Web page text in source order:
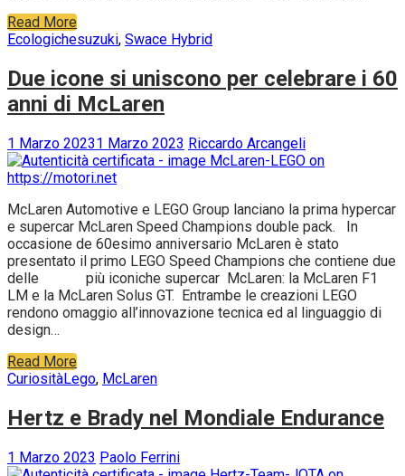
Read More
Ecologichesuzuki, Swace Hybrid
Due icone si uniscono per celebrare i 60
anni di McLaren
1 Marzo 20231 Marzo 2023 Riccardo Arcangeli
McLaren Automotive e LEGO Group lanciano la prima hypercar
e supercar McLaren Speed Champions double pack. In
occasione de 60esimo anniversario McLaren è stato
presentato il primo LEGO Speed Champions che contiene due
delle più iconiche supercar McLaren: la McLaren F1
LM e la McLaren Solus GT. Entrambe le creazioni LEGO
rendono omaggio all’innovazione tecnica ed al linguaggio di
design…
Read More
CuriositàLego, McLaren
Hertz e Brady nel Mondiale Endurance
1 Marzo 2023 Paolo Ferrini